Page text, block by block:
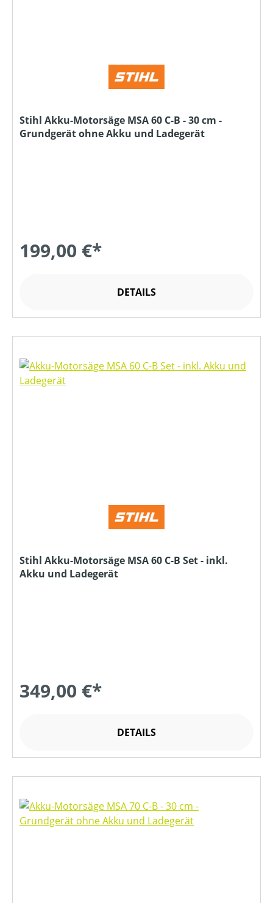
Stihl Akku-Motorsäge MSA 60 C-B - 30 cm -
Grundgerät ohne Akku und Ladegerät
199,00 €*
DETAILS
Stihl Akku-Motorsäge MSA 60 C-B Set - inkl.
Akku und Ladegerät
349,00 €*
DETAILS